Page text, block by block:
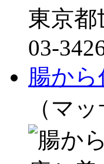
東京都
03-
腸か
（マ